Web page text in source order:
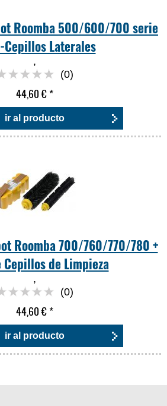
Roomba 500/600/700 serie
Cepillos Laterales
,
(0)
44,60 €*
ir al producto
Roomba 700/760/770/780 +
Cepillos de Limpieza
,
(0)
44,60 €*
ir al producto